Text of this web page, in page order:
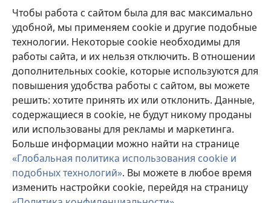
Чтобы работа с сайтом была для вас максимально
удобной, мы применяем cookie и другие подобные
технологии. Некоторые cookie необходимы для
работы сайта, и их нельзя отключить. В отношении
дополнительных cookie, которые используются для
повышения удобства работы с сайтом, вы можете
решить: хотите принять их или отклонить. Данные,
содержащиеся в cookie, не будут никому проданы
или использованы для рекламы и маркетинга.
Больше информации можно найти на странице
«Глобальная политика использования cookie и
подобных технологий». Вы можете в любое время
изменить настройки cookie, перейдя на страницу
живёт, и все люди, которых мы там видели,
огромные е
Мы видели там и нефили́мов,
сыновей Ана́ка
, потомков нефили́мов, и мы
казались кузнечиками и себе, и им».
Назад Далее
Копирайты этой публикации
Watch Tower Bible and Tract Society of
Pennsylvania.